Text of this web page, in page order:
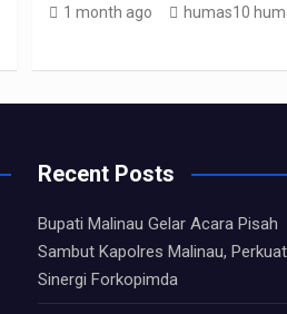
1 month ago humas10
Recent Posts
Bupati Malinau Gelar Acara Pisah
Sambut Kapolres Malinau, Perkuat
Sinergi Forkopimda